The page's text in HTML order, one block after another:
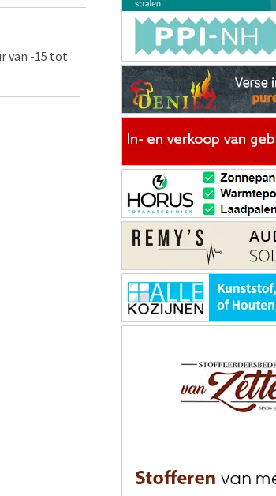
van -15 tot